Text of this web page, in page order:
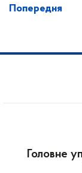
Попередня
Головне